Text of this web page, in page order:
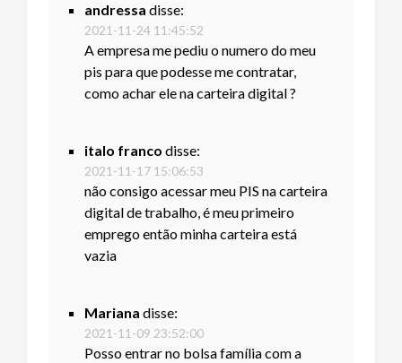
andressa disse:
2021-11-24 11:45:52
A empresa me pediu o numero do meu
pis para que podesse me contratar,
como achar ele na carteira digital ?
italo franco disse:
2021-11-17 15:06:53
não consigo acessar meu PIS na carteira
digital de trabalho, é meu primeiro
emprego então minha carteira está
vazia
Mariana disse:
2021-11-09 23:52:00
Posso entrar no bolsa família com a